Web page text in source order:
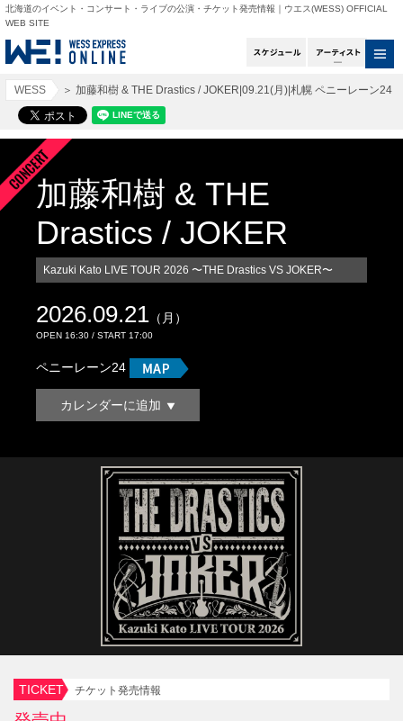
北海道のイベント・コンサート・ライブの公演・チケット発売情報｜ウエス(WESS) OFFICIAL
WEB SITE
スケジュールアー
WESS ＞ 加藤和樹 & THE Drastics / JOKER|09.21(月)|札幌 ペニーレーン24
加藤和樹 & THE
Drastics / JOKER
Kazuki Kato LIVE TOUR 2026 〜THE Drastics VS JOKER〜
2026.09.21 （月）
OPEN 16:30 / START 17:00
ペニーレーン24
カレンダーに追加
TICKET チケット発売情報